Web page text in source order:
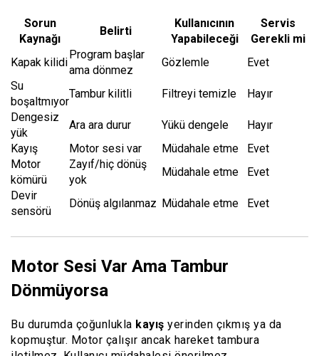
Sorun
Kaynağı
Belirti
Kullanıcının
Yapabileceği
Servis
Gerekli mi
Kapak kilidi
Program başlar
ama dönmez
Gözlemle
Evet
Su
boşaltmıyor
Tambur kilitli Filtreyi temizle
Hayır
Dengesiz
yük
Ara ara durur Yükü dengele
Hayır
Kayış
Motor sesi var Müdahale etme
Evet
Motor
kömürü
Zayıf/hiç dönüş
yok
Müdahale etme
Evet
Devir
sensörü
Dönüş algılanmaz Müdahale etme Evet
Motor Sesi Var Ama Tambur
Dönmüyorsa
Bu durumda çoğunlukla kayış yerinden çıkmış ya da
kopmuştur. Motor çalışır ancak hareket tambura